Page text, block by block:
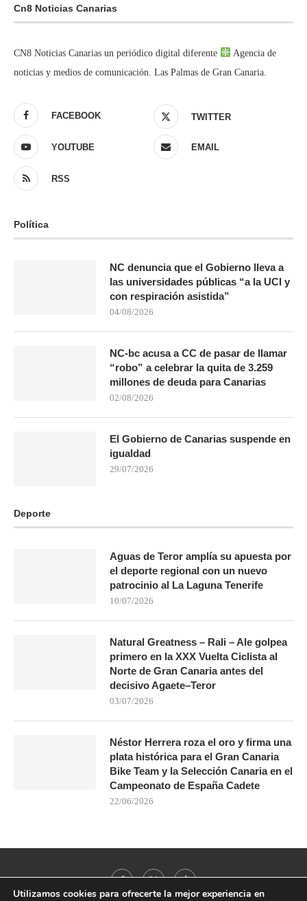
Cn8 Noticias Canarias
CN8 Noticias Canarias un periódico digital diferente
Agencia de
noticias y medios de comunicación. Las Palmas de Gran Canaria.
FACEBOOK TWITTER
YOUTUBE EMAIL
RSS
Política
NC denuncia que el Gobierno lleva a
las universidades públicas “a la UCI y
con respiración asistida”
04/08/2026
NC-bc acusa a CC de pasar de llamar
“robo” a celebrar la quita de 3.259
millones de deuda para Canarias
02/08/2026
El Gobierno de Canarias suspende en
igualdad
29/07/2026
Deporte
Aguas de Teror amplía su apuesta por
el deporte regional con un nuevo
patrocinio al La Laguna Tenerife
10/07/2026
Natural Greatness – Rali – Ale golpea
primero en la XXX Vuelta Ciclista al
Norte de Gran Canaria antes del
decisivo Agaete–Teror
03/07/2026
Néstor Herrera roza el oro y firma una
plata histórica para el Gran Canaria
Bike Team y la Selección Canaria en el
Campeonato de España Cadete
22/06/2026
Utilizamos cookies para ofrecerte la mejor experiencia en